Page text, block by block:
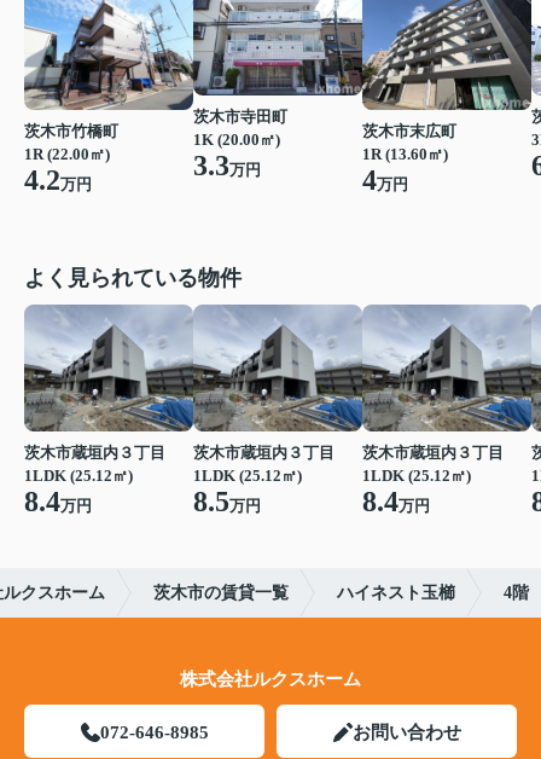
茨木市竹橋町
1R (22.00㎡)
4.2万円
茨木市寺田町
1K (20.00㎡)
3.3万円
茨木市末広町
1R (13.60㎡)
4万円
よく見られている物件
茨木市蔵垣内３丁目
1LDK (25.12㎡)
8.4万円
茨木市蔵垣内３丁目
1LDK (25.12㎡)
8.5万円
茨木市蔵垣内３丁目
1LDK (25.12㎡)
8.4万円
クスホーム 茨木市の賃貸一覧 ハイネスト玉櫛 4階
株式会社ルクスホーム
072-646-8985 お問い合わせ